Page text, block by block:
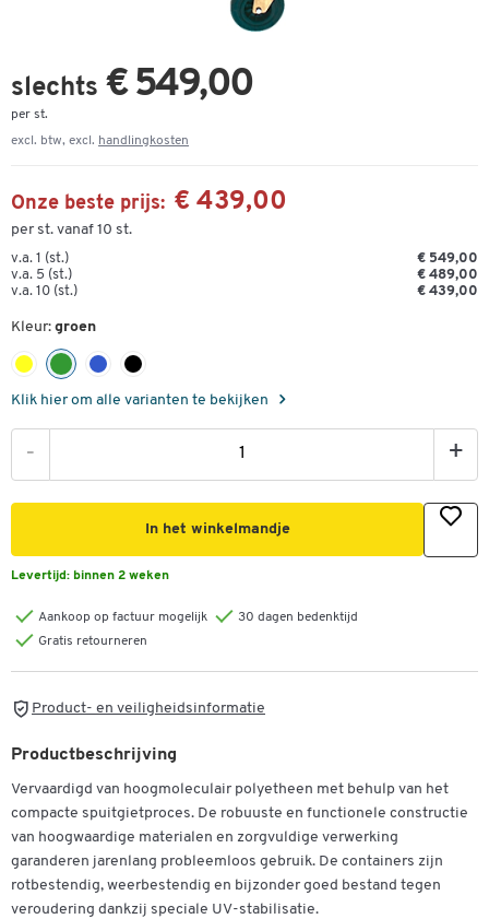
slechts € 549,00
per st.
excl. btw, excl. handlingkosten
Onze beste prijs: € 439,00
per st. vanaf 10 st.
v.a. 1 (st.)
€ 549,00
v.a. 5 (st.)
€ 489,00
v.a. 10 (st.)
€ 439,00
Kleur: groen
Klik hier om alle varianten te bekijken
- +
In het winkelmandje
Levertijd: binnen 2 weken
Aankoop op factuur mogelijk
30 dagen bedenktijd
Gratis retourneren
Product- en veiligheidsinformatie
Productbeschrijving
Vervaardigd van hoogmoleculair polyetheen met behulp van het
compacte spuitgietproces. De robuuste en functionele constructie
van hoogwaardige materialen en zorgvuldige verwerking
garanderen jarenlang probleemloos gebruik. De containers zijn
rotbestendig, weerbestendig en bijzonder goed bestand tegen
veroudering dankzij speciale UV-stabilisatie.